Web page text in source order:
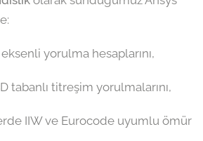
yorulma hesaplarını,
tabanlı titreşim yorulmalarını,
IIW ve Eurocode uyumlu ömür